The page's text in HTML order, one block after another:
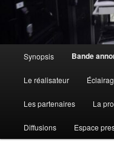
principal
Synopsis Bande
Le réalisateur
Les partenaires La
Diffusions Espace